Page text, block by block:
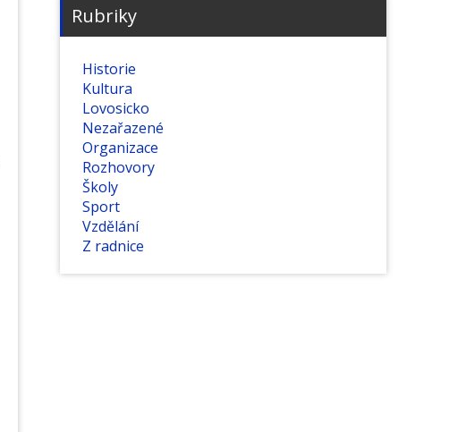
Rubriky
Historie
Kultura
Lovosicko
Nezařazené
Organizace
Rozhovory
Školy
Sport
Vzdělání
Z radnice